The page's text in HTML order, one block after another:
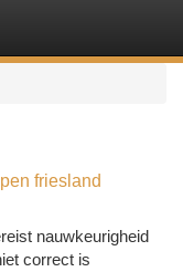
friesland
nauwkeurigheid
correct is